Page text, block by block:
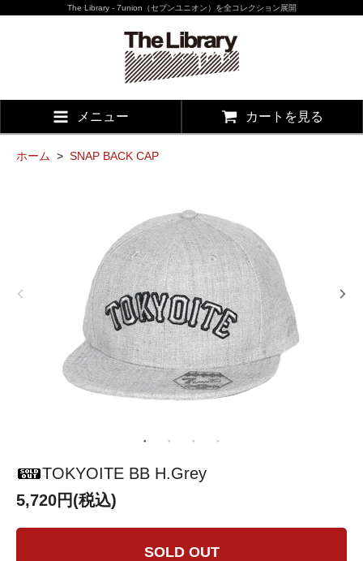
The Library - 7union（セブンユニオン）を全コレクション展開
メニュー カートを見る
ホーム > SNAP BACK CAP
TOKYOITE BB H.Grey
5,720円(税込)
SOLD OUT